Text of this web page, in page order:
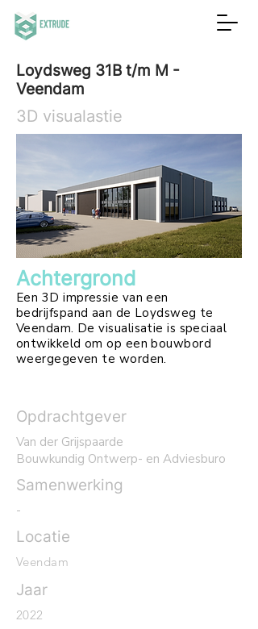
Loydsweg 31B t/m M -
Veendam
3D visualastie
Achtergrond
Een 3D impressie van een
bedrijfspand aan de Loydsweg te
Veendam. De visualisatie is speciaal
ontwikkeld om op een bouwbord
weergegeven te worden.
Opdrachtgever
Van der Grijspaarde
Bouwkundig Ontwerp- en Adviesburo
Samenwerking
-
Locatie
Veendam
Jaar
2022